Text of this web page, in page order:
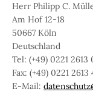
Herr Philipp C.
Am Hof 12-18
50667 Köln
Deutschland
Tel: (+49) 0221 2613
Fax: (+49) 0221 2613
E-Mail: